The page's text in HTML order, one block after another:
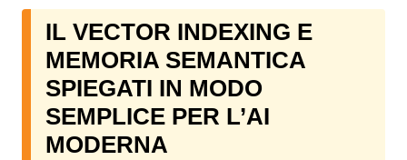
IL VECTOR INDEXING E
MEMORIA SEMANTICA
SPIEGATI IN MODO
SEMPLICE PER L’AI
MODERNA